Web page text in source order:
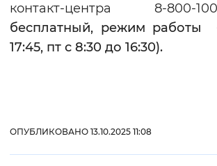
контакт-центра 8-800-
бесплатный, режим
17:45, пт с 8:30 до 16:30).
ОПУБЛИКОВАНО 13.10.2025 11:08